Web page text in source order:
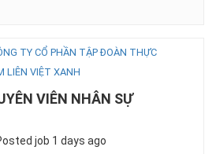
TY CỔ PHẦN TẬP ĐOÀN THỰC
LIÊN VIỆT XANH
VIÊN NHÂN SỰ
job 1 days ago